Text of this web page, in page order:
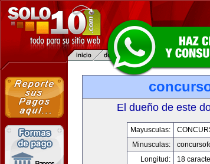
El dueño de este
Mayusculas:
Minusculas:
Longitud:
18